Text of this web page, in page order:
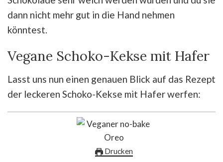
dann nicht mehr gut in die Hand nehmen
könntest.
Vegane Schoko-Kekse mit Hafer
Lasst uns nun einen genauen Blick auf das Rezept
der leckeren Schoko-Kekse mit Hafer werfen:
Drucken